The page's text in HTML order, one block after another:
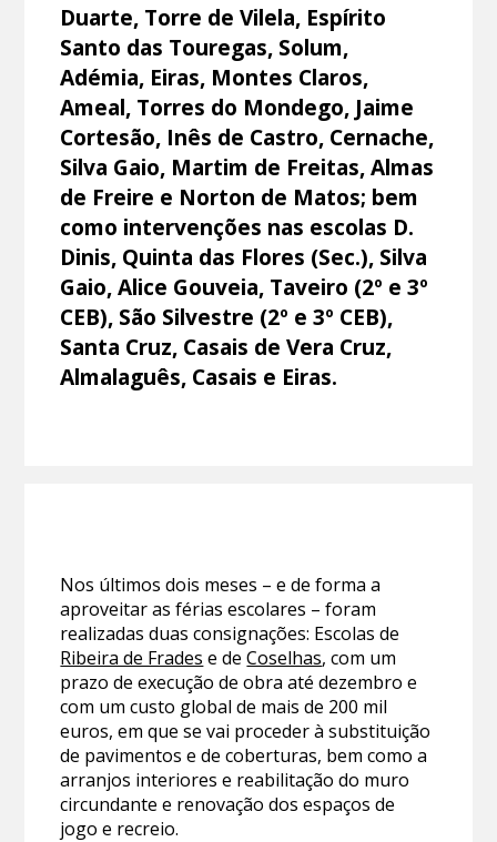
Duarte, Torre de Vilela, Espírito
Santo das Touregas, Solum,
Adémia, Eiras, Montes Claros,
Ameal, Torres do Mondego, Jaime
Cortesão, Inês de Castro, Cernache,
Silva Gaio, Martim de Freitas, Almas
de Freire e Norton de Matos; bem
como intervenções nas escolas D.
Dinis, Quinta das Flores (Sec.), Silva
Gaio, Alice Gouveia, Taveiro (2º e 3º
CEB), São Silvestre (2º e 3º CEB),
Santa Cruz, Casais de Vera Cruz,
Almalaguês, Casais e Eiras.
Nos últimos dois meses – e de forma a
aproveitar as férias escolares – foram
realizadas duas consignações: Escolas de
Ribeira de Frades e deCoselhas, com um
prazo de execução de obra até dezembro e
com um custo global de mais de 200 mil
euros, em que se vai proceder à substituição
de pavimentos e de coberturas, bem como a
arranjos interiores e reabilitação do muro
circundante e renovação dos espaços de
jogo e recreio.